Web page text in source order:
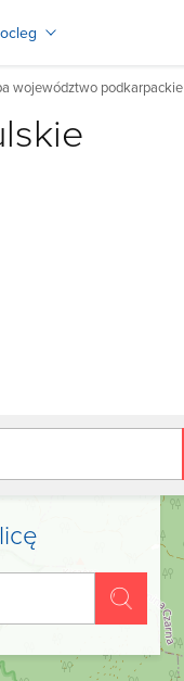
województwo podkarpackie